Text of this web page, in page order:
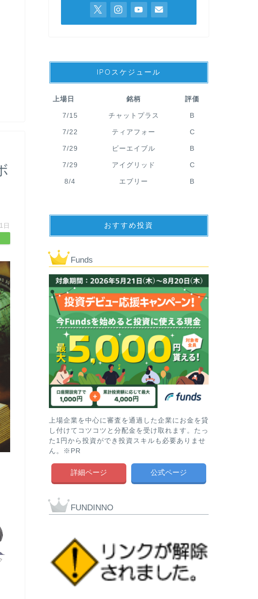
日
IPOスケジュール
上場日 銘柄 評価
7/15 チャットプラス B
7/22 ティアフォー C
7/29 ビーエイブル B
7/29 アイグリッド C
8/4 エブリー B
おすすめ投資
Funds
上場企業を中心に審査を通過した企業にお金を貸
し付けてコツコツと分配金を受け取れます。たっ
た1円から投資ができ投資スキルも必要ありませ
ん。※PR
詳細ページ 公式ページ
FUNDINNO